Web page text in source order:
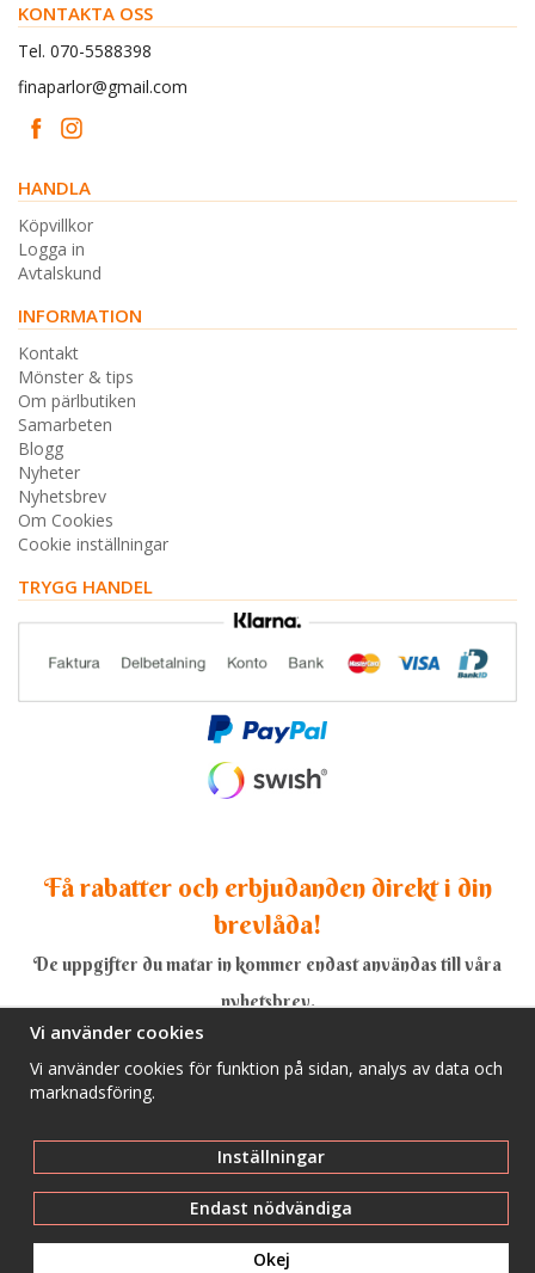
KONTAKTA OSS
Tel. 070-5588398
finaparlor@gmail.com
HANDLA
Köpvillkor
Logga in
Avtalskund
INFORMATION
Kontakt
Mönster & tips
Om pärlbutiken
Samarbeten
Blogg
Nyheter
Nyhetsbrev
Om Cookies
Cookie inställningar
TRYGG HANDEL
Få rabatter och erbjudanden direkt i din
brevlåda!
De uppgifter du matar in kommer endast användas till våra
nyhetsbrev.
Vi använder cookies
Vi använder cookies för funktion på sidan, analys av data och
marknadsföring.
Inställningar
Endast nödvändiga
Okej